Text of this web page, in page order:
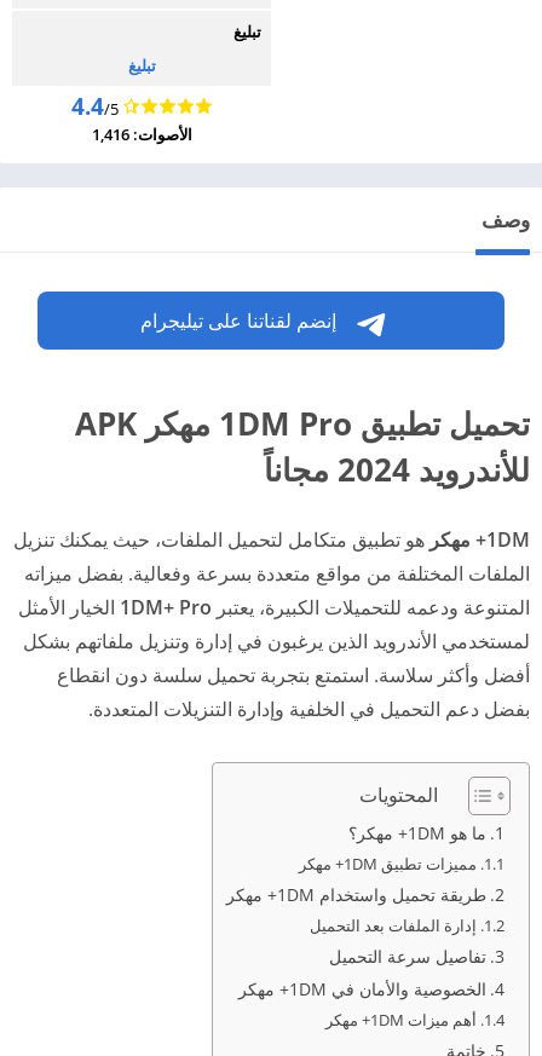
تبليغ
تبليغ
4.4/5
الأصوات: 1,416
وصف
إنضم لقناتنا على تيليجرام
تحميل تطبيق 1DM Pro مهكر APK
للأندرويد 2024 مجاناً
1DM+ مهكر
هو تطبيق متكامل لتحميل الملفات، حيث يمكنك تنزيل
الملفات المختلفة من مواقع متعددة بسرعة وفعالية. بفضل ميزاته
المتنوعة ودعمه للتحميلات الكبيرة، يعتبر 1DM+ Pro الخيار الأمثل
لمستخدمي الأندرويد الذين يرغبون في إدارة وتنزيل ملفاتهم بشكل
أفضل وأكثر سلاسة. استمتع بتجربة تحميل سلسة دون انقطاع
بفضل دعم التحميل في الخلفية وإدارة التنزيلات المتعددة.
المحتويات
ما هو 1DM+ مهكر؟
مميزات تطبيق 1DM+ مهكر
طريقة تحميل واستخدام 1DM+ مهكر
إدارة الملفات بعد التحميل
تفاصيل سرعة التحميل
الخصوصية والأمان في 1DM+ مهكر
أهم ميزات 1DM+ مهكر
خاتمة